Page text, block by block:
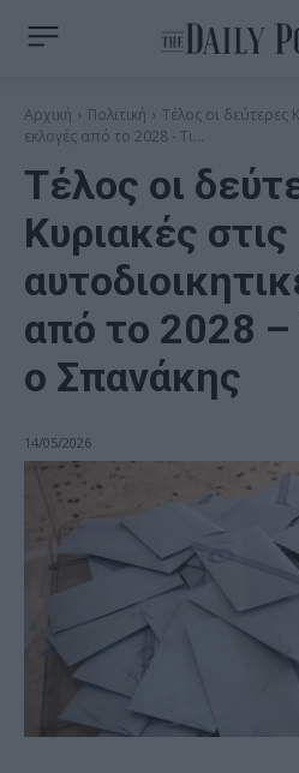
Αρχική Πολιτική
Τέλος οι δεύτερες
εκλογές από το 2028 - Τι...
Τέλος οι
Κυριακές στις
από το 2028 –
ο Σπανάκης
14/05/2026